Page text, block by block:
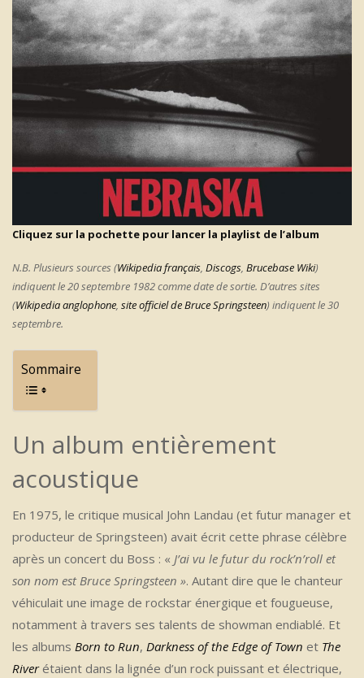
Cliquez sur la pochette pour lancer la playlist de l’album
N.B. Plusieurs sources (Wikipedia français, Discogs, Brucebase Wiki)
indiquent le 20 septembre 1982 comme date de sortie. D’autres sites
(Wikipedia anglophone, site officiel de Bruce Springsteen) indiquent le 30
septembre.
Sommaire
Un album entièrement
acoustique
En 1975, le critique musical John Landau (et futur manager et
producteur de Springsteen) avait écrit cette phrase célèbre
après un concert du Boss : « J’ai vu le futur du rock’n’roll et
son nom est Bruce Springsteen ». Autant dire que le chanteur
véhiculait une image de rockstar énergique et fougueuse,
notamment à travers ses talents de showman endiablé. Et
les albums Born to Run, Darkness of the Edge of Town et The
Riverétaient dans la lignée d’un rock puissant et électrique,